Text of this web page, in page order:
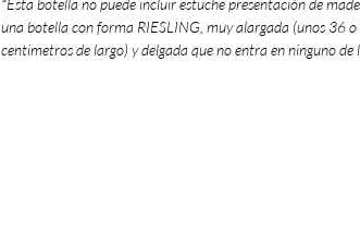
una botella con forma RIESLING, muy alargada (unos 36
centimetros de largo) y delgada que no entra en ninguno de